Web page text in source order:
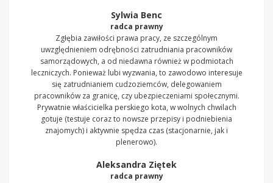
Sylwia Benc
radca prawny
Zgłębia zawiłości prawa pracy, ze szczególnym
uwzględnieniem odrębności zatrudniania pracowników
samorządowych, a od niedawna również w podmiotach
leczniczych. Ponieważ lubi wyzwania, to zawodowo interesuje
się zatrudnianiem cudzoziemców, delegowaniem
pracowników za granicę, czy ubezpieczeniami społecznymi.
Prywatnie właścicielka perskiego kota, w wolnych chwilach
gotuje (testuje coraz to nowsze przepisy i podniebienia
znajomych) i aktywnie spędza czas (stacjonarnie, jak i
plenerowo).
Aleksandra Ziętek
radca prawny